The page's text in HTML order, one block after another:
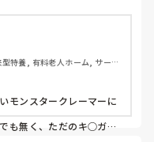
っている考えだとは思
必要があるのでしょう
やりたくなくなると思
特養, 有料老人ホーム, サービ
モンスタークレーマーに
も無く、ただのキ○ガイ